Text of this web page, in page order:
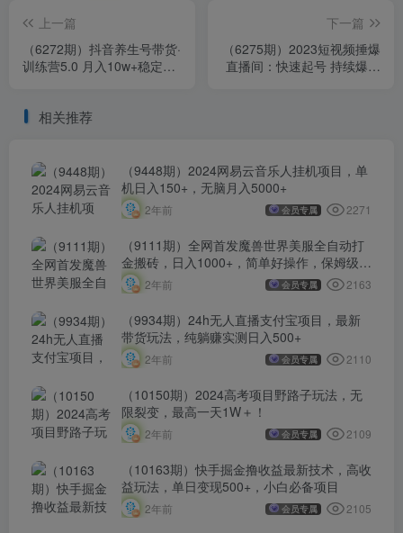
上一篇
（6272期）抖音养生号带货·
训练营5.0 月入10w+稳定玩
下一篇
（6275期）2023短视频捶爆
直播间：快速起号 持续爆量
相关推荐
（9448期）2024网易云音乐人挂机项目，单
机日入150+，无脑月入5000+
2年前 会员专属 2271
（9111期）全网首发魔兽世界美服全自动打
金搬砖，日入1000+，简单好操作，保姆级教
学
2年前 会员专属 2163
（9934期）24h无人直播支付宝项目，最新
带货玩法，纯躺赚实测日入500+
2年前 会员专属 2110
（10150期）2024高考项目野路子玩法，无
限裂变，最高一天1W＋！
2年前 会员专属 2109
（10163期）快手掘金撸收益最新技术，高收
益玩法，单日变现500+，小白必备项目
2年前 会员专属 2105